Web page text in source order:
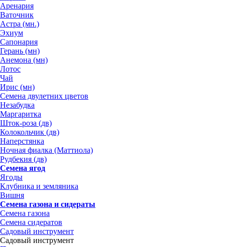
Аренария
Ваточник
Астра (мн.)
Эхиум
Сапонария
Герань (мн)
Анемона (мн)
Лотос
Чай
Ирис (мн)
Семена двулетних цветов
Незабудка
Маргаритка
Шток-роза (дв)
Колокольчик (дв)
Наперстянка
Ночная фиалка (Маттиола)
Рудбекия (дв)
Семена ягод
Ягоды
Клубника и земляника
Вишня
Семена газона и сидераты
Семена газона
Семена сидератов
Садовый инструмент
Садовый инструмент